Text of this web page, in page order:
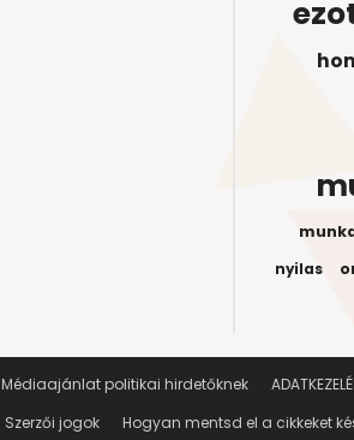
nyilas
Médiaajánlat politikai hirdetőknek
Szerzői jogok Hogyan mentsd el a cikkeket